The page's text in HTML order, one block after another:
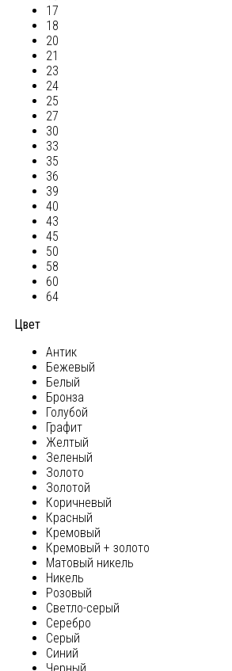
17
18
20
21
23
24
25
27
30
33
35
36
39
40
43
45
50
58
60
64
Цвет
Антик
Бежевый
Белый
Бронза
Голубой
Графит
Желтый
Зеленый
Золото
Золотой
Коричневый
Красный
Кремовый
Кремовый + золото
Матовый никель
Никель
Розовый
Светло-серый
Серебро
Серый
Синий